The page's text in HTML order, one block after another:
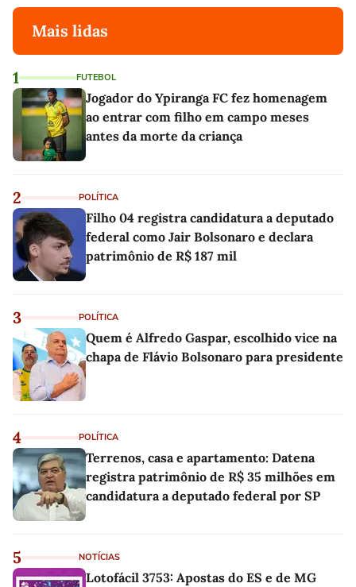
Mais lidas
1 FUTEBOL
Jogador do Ypiranga FC fez homenagem
ao entrar com filho em campo meses
antes da morte da criança
2 POLÍTICA
Filho 04 registra candidatura a deputado
federal como Jair Bolsonaro e declara
patrimônio de R$ 187 mil
3 POLÍTICA
Quem é Alfredo Gaspar, escolhido vice na
chapa de Flávio Bolsonaro para presidente
4 POLÍTICA
Terrenos, casa e apartamento: Datena
registra patrimônio de R$ 35 milhões em
candidatura a deputado federal por SP
5 NOTÍCIAS
Lotofácil 3753: Apostas do ES e de MG